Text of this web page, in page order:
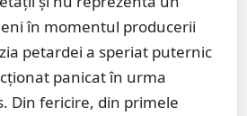
în momentul producerii
petardei a speriat puternic
panicat în urma
Din fericire, din primele